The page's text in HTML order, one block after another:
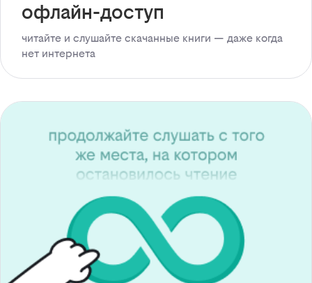
офлайн-доступ
читайте и слушайте скачанные книги — даже когда
нет интернета